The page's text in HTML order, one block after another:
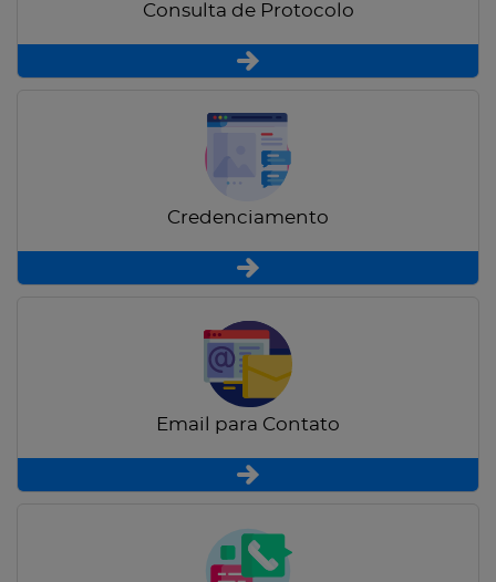
Consulta de Protocolo
Credenciamento
Email para Contato